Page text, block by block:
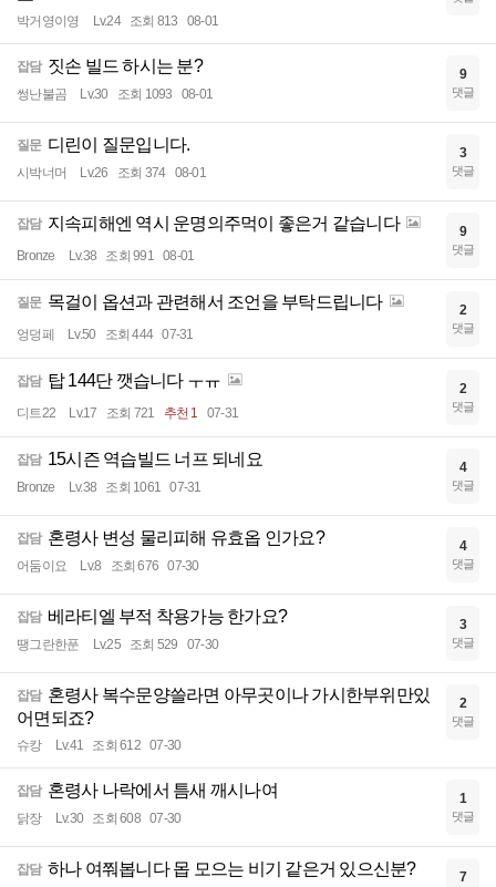
박거영이영 Lv.24 조회 813 08-01
잡담 짓손 빌드 하시는 분?
썽난불곰 Lv.30 조회 1093 08-01
9
댓글
질문 디린이 질문입니다.
시박너머 Lv.26 조회 374 08-01
3
댓글
잡담 지속피해엔 역시 운명의주먹이 좋은거 같습니다
Bronze Lv.38 조회 991 08-01
9
댓글
질문 목걸이 옵션과 관련해서 조언을 부탁드립니다
엉덩페 Lv.50 조회 444 07-31
2
댓글
잡담 탑 144단 깻습니다 ㅜㅠ
디트22 Lv.17 조회 721 추천 1 07-31
2
댓글
잡담 15시즌 역습빌드 너프 되네요
Bronze Lv.38 조회 1061 07-31
4
댓글
잡담 혼령사 변성 물리피해 유효옵 인가요?
어둠이요 Lv.8 조회 676 07-30
4
댓글
잡담 베라티엘 부적 착용가능 한가요?
땡그란한푼 Lv.25 조회 529 07-30
3
댓글
잡담 혼령사 복수문양쓸라면 아무곳이나 가시한부위만있
어면되죠?
슈캉 Lv.41 조회 612 07-30
2
댓글
잡담 혼령사 나락에서 틈새 깨시나여
닭장 Lv.30 조회 608 07-30
1
댓글
잡담 하나 여쭤봅니다 몹 모으는 비기 같은거 있으신분? 7